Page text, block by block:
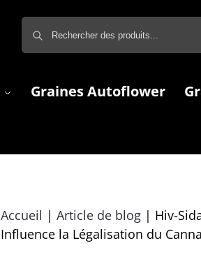
Graines Autoflower
Accueil |Article de blog | Hiv-
Influence la Légalisation du